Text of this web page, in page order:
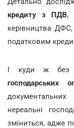
кредиту з ПДВ,
керівництва
податковим
І куди ж без
господарських
нереальні
зміниться, адже